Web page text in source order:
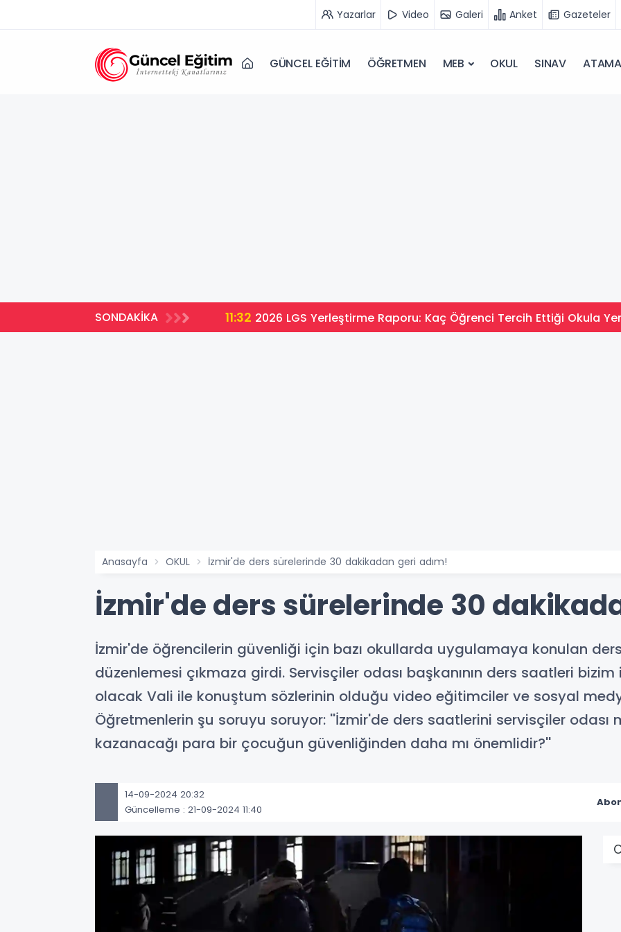
Yazarlar Video Galeri Anket Gazeteler
GÜNCEL EĞİTİM ÖĞRETMEN MEB OKUL SINAV ATAMA
SONDAKİKA 11:32 2026 LGS Yerleştirme Raporu: Kaç Öğrenci Tercih Ettiği Okula
Anasayfa OKUL İzmir'de ders sürelerinde 30 dakikadan geri adım!
İzmir'de ders sürelerinde 30
İzmir'de öğrencilerin güvenliği için bazı okullarda uygulamaya konulan
düzenlemesi çıkmaza girdi. Servisçiler odası başkanının ders saatleri
olacak Vali ile konuştum sözlerinin olduğu video eğitimciler ve sosyal
Öğretmenlerin şu soruyu soruyor: ''İzmir'de ders saatlerini servisçiler odası
kazanacağı para bir çocuğun güvenliğinden daha mı önemlidir?''
14-09-2024 20:32
Güncelleme : 21-09-2024 11:40